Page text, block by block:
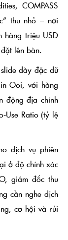
COMPASS
thu nhỏ – nơi
hàng triệu USD
lên bàn.
dày đặc dữ
Ooi, với hàng
động địa chính
Use Ratio(tỷ lệ
dịch vụ phiên
ở độ chính xác
giám đốc thu
cần nghe dịch
cơ hội và rủi